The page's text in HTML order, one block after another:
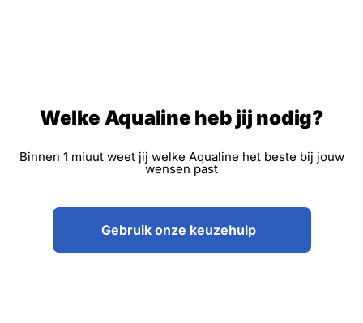
Welke Aqualine heb jij nodig?
Binnen 1 miuut weet jij welke Aqualine het beste bij jouw
wensen past
Gebruik onze keuzehulp